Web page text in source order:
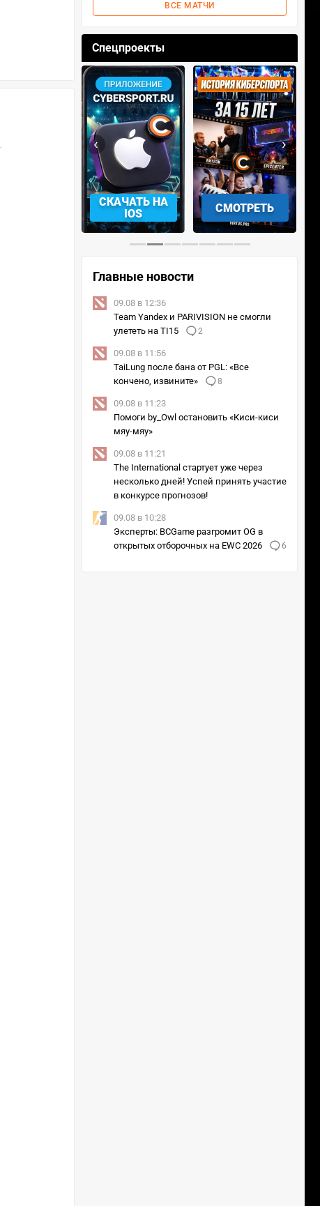
ВСЕ МАТЧИ
Спецпроекты
СКАЧАТЬ НА
IOS
СМОТРЕТЬ
‹ ›
Главные новости
09.08 в 12:36
Team Yandex и PARIVISION не смогли
улететь на TI15
2
09.08 в 11:56
TaiLung после бана от PGL: «Все
кончено, извините»
8
09.08 в 11:23
Помоги by_Owl остановить «Киси-киси
мяу-мяу»
09.08 в 11:21
The International стартует уже через
несколько дней! Успей принять участие
в конкурсе прогнозов!
09.08 в 10:28
Эксперты: BCGame разгромит OG в
открытых отборочных на EWC 2026
6